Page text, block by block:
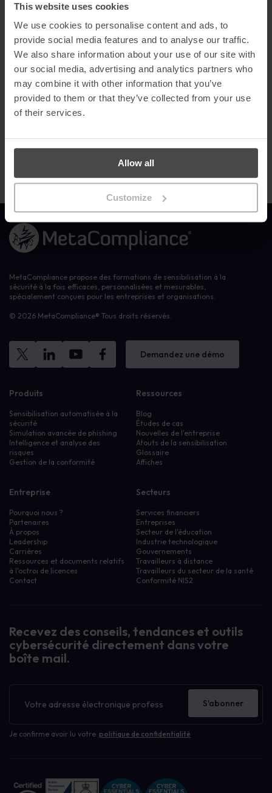
This website uses cookies
We use cookies to personalise content and ads, to
provide social media features and to analyse our traffic.
We also share information about your use of our site with
our social media, advertising and analytics partners who
may combine it with other information that you’ve
provided to them or that they’ve collected from your use
of their services.
Allow all
Customize
En cette année où les cyberattaques et la confidentialité des
données ont fait la une des journaux, la sensibilisation à la
sécurité est devenue une priorité essentielle pour les
organisations.Notre plateforme primée MyCompliance offre un
guichet unique pour aider nos clients à développer des
programmes efficaces de sensibilisation à la cybersécurité qui
éduquent le personnel et lui donnent les moyens de se défendre
contre les cybermenaces.
Nous sommes reconnaissants à tous ceux qui ont voté pour nous
travail acharné de notre équipe talentueuse et cela reflète notre
forte expertise dans le domaine ».
Lien vers la page d'accueil
MetaCompliance propose des formations de sensibilisation à la
sécurité à la fois efficaces, personnalisées et mesurables,
spécialement conçues pour les entreprises et organisations.
© 2026 MetaCompliance® Tous droits réservés.
Demandez une démo
Produits
Sensibilisation automatisée à la
sécurité
Simulation avancée de phishing
Intelligence et analyse des
risques
Gestion de la conformité
Ressources
Blog
Études de cas
Nouvelles de l'entreprise
Atouts de la sensibilisation
Glossaire
Affiches
Entreprise
Pourquoi nous ?
Partenaires
À propos
Leadership
Carrières
Ressources et documents relatifs
à l'octroi de licences
Contact
Secteurs
Services financiers
Entreprises
Secteur de l'éducation
Industrie technologique
Gouvernements
Travailleurs à distance
Travailleurs du secteur de la santé
Conformité NIS2
Recevez des conseils, tendances et outils
cybersécurité directement dans votre
boîte mail.
d'information
Je confirme avoir lu votre politique de confidentialité
S'abonner